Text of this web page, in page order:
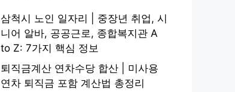
삼척시 노인 일자리 | 중장년 취업, 시
니어 알바, 공공근로, 종합복지관 A
to Z: 7가지 핵심 정보
퇴직금계산 연차수당 합산 | 미사용
연차 퇴직금 포함 계산법 총정리